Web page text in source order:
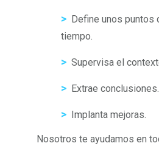
> Define unos puntos
tiempo.
> Supervisa el
> Extrae conclusiones.
> Implanta mejoras.
Nosotros te ayudamos en